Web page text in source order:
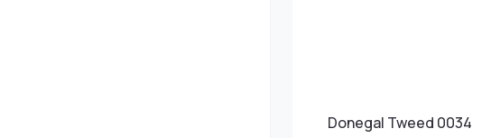
Donegal Tweed 0034